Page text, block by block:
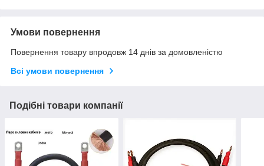
Умови повернення
Повернення товару впродовж 14 днів за домовленістю
Всі умови повернення
Подібні товари компанії